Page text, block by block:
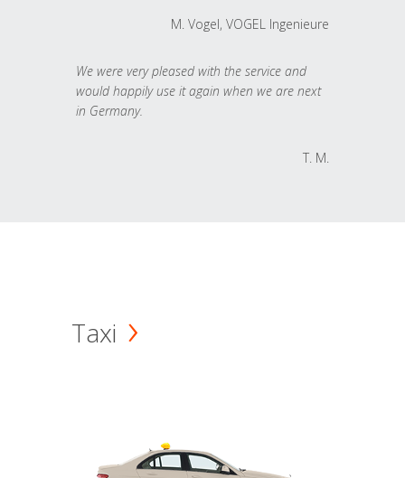
M. Vogel, VOGEL Ingenieure
We were very pleased with the service and
would happily use it again when we are next
in Germany.
T. M.
Taxi